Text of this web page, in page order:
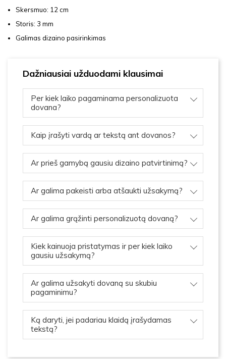
Skersmuo: 12 cm
Storis: 3 mm
Galimas dizaino pasirinkimas
Dažniausiai užduodami klausimai
Per kiek laiko pagaminama personalizuota
dovana?
Kaip įrašyti vardą ar tekstą ant dovanos?
Ar prieš gamybą gausiu dizaino patvirtinimą?
Ar galima pakeisti arba atšaukti užsakymą?
Ar galima grąžinti personalizuotą dovaną?
Kiek kainuoja pristatymas ir per kiek laiko
gausiu užsakymą?
Ar galima užsakyti dovaną su skubiu
pagaminimu?
Ką daryti, jei padariau klaidą įrašydamas
tekstą?